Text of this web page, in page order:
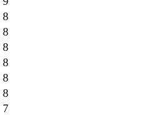
8
8
8
8
8
8
7